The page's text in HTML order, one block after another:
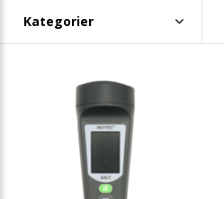
Kategorier